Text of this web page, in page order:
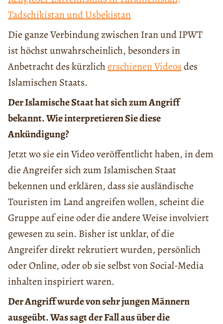
Tadschikistan und Usbekistan
Die ganze Verbindung zwischen Iran und IPWT
ist höchst unwahrscheinlich, besonders in
Anbetracht des kürzlicherschienen Videosdes
Islamischen Staats.
Der Islamische Staat hat sich zum Angriff
bekannt. Wie interpretieren Sie diese
Ankündigung?
Jetzt wo sie ein Video veröffentlicht haben, in dem
die Angreifer sich zum Islamischen Staat
bekennen und erklären, dass sie ausländische
Touristen im Land angreifen wollen, scheint die
Gruppe auf eine oder die andere Weise involviert
gewesen zu sein. Bisher ist unklar, of die
Angreifer direkt rekrutiert wurden, persönlich
oder Online, oder ob sie selbst von Social-Media
inhalten inspiriert waren.
Der Angriff wurde von sehr jungen Männern
ausgeübt. Was sagt der Fall aus über die